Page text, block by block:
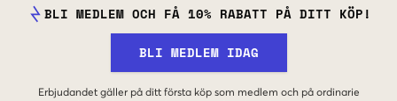
BLI MEDLEM OCH FÅ 10% RABATT PÅ DITT KÖP!
BLI MEDLEM IDAG
Erbjudandet gäller på ditt första köp som medlem och på ordinarie